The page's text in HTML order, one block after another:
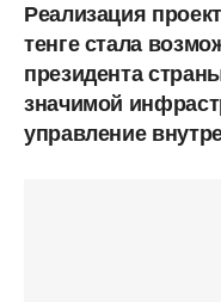
Реализация
тенге стала
президента
значимой
управление